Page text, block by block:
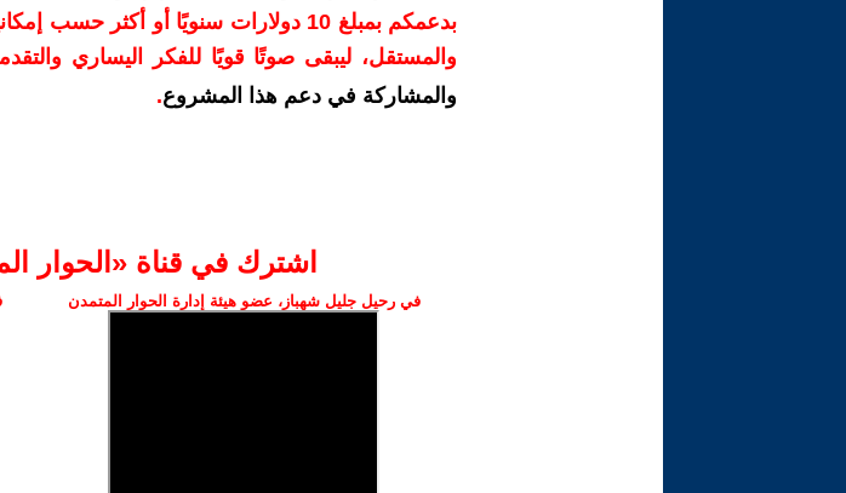
بدعمكم بمبلغ 10 دولارات سنويًا أو أكثر
والمستقل، ليبقى صوتًا قويًا للفكر اليساري
والمشاركة في دعم هذا المشروع.
اشترك في قناة ‫«الحوار
في رحيل جليل شهباز، عضو هيئة إدارة الحوار المتمدن